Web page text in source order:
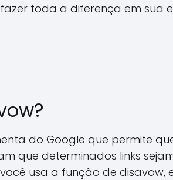
toda a diferença em sua
do Google que permite
que determinados links
usa a função de